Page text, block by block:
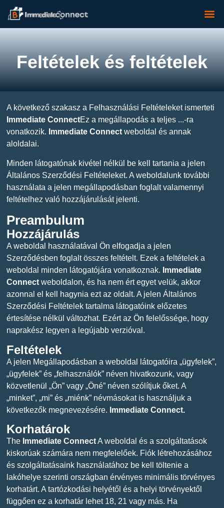
Feltételek és feltételek
A következő szakasz a Felhasználási Feltételeket ismerteti
Immediate ConnectEz a megállapodás a teljes ...-ra
vonatkozik. Immediate Connect weboldal és annak
aloldalai.
Minden látogatónak kivétel nélkül be kell tartania a jelen
Általános Szerződési Feltételeket. A weboldalunk további
használata a jelen megállapodásban foglalt valamennyi
feltételhez való hozzájárulását jelenti.
Preambulum
Hozzájárulás
A weboldal használatával Ön elfogadja a jelen
Szerződésben foglalt összes feltételt. Ezek a feltételek a
weboldal minden látogatójára vonatkoznak. Immediate
Connect weboldalon, és ha nem ért egyet velük, akkor
azonnal el kell hagynia ezt az oldalt. A jelen Általános
Szerződési Feltételek tartalma látogatóink előzetes
értesítése nélkül változhat. Ezért az Ön felelőssége, hogy
naprakész legyen a legújabb verzióval.
Feltételek
A jelen Megállapodásban a weboldal látogatóira „ügyfelek”,
„ügyfelek” és „felhasználók” néven hivatkozunk, vagy
közvetlenül „Ön” vagy „Öné” néven szólítjuk őket. A
„minket”, „mi” és „miénk” névmásokat is használjuk a
következők megnevezésére. Immediate Connect.
Korhatárok
The Immediate ConnectA weboldal és a szolgáltatások
kiskorúak számára nem megfelelőek. Fiók létrehozásához
és szolgáltatásaink használatához be kell töltenie a
lakóhelye szerinti országban érvényes minimális törvényes
korhatárt. A tartózkodási helyétől és a helyi törvényektől
függően ez a korhatár lehet 18, 21 vagy más. Ha